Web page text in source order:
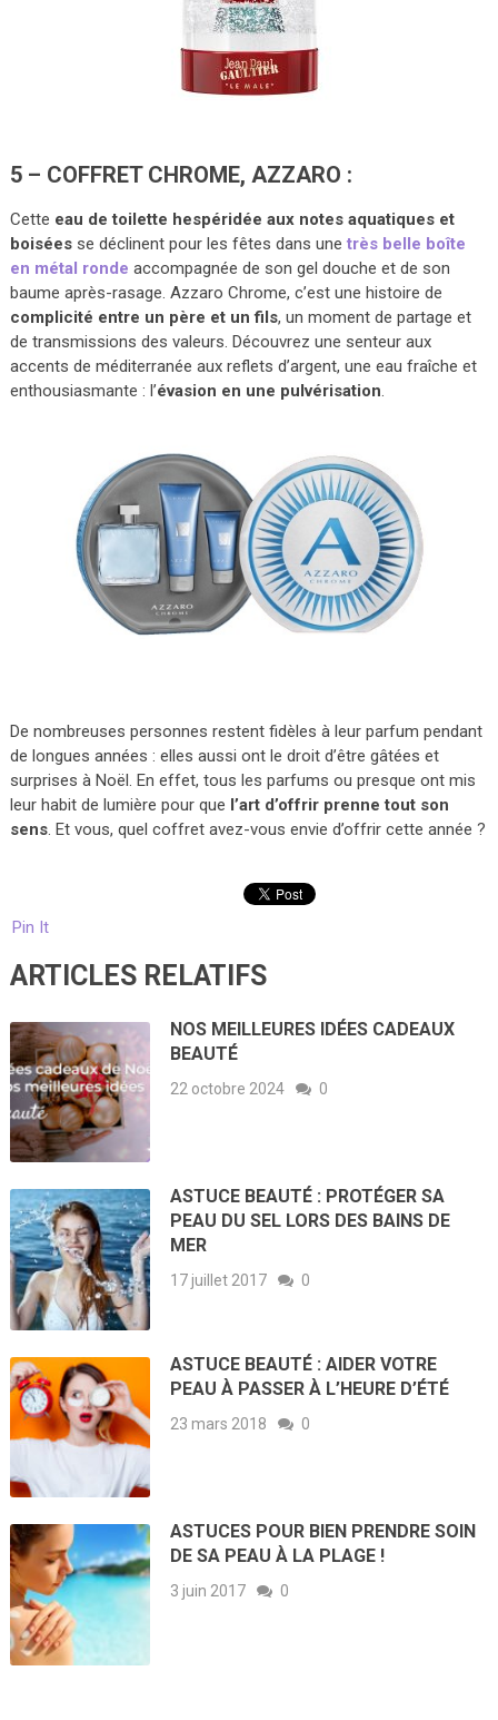
5 – COFFRET CHROME, AZZARO :
Cette eau de toilette hespéridée aux notes aquatiques et
boiséesse déclinent pour les fêtes dans une très belle boîte
en métal ronde accompagnée de son gel douche et de son
baume après-rasage. Azzaro Chrome, c’est une histoire de
complicité entre un père et un fils, un moment de partage et
de transmissions des valeurs. Découvrez une senteur aux
accents de méditerranée aux reflets d’argent, une eau fraîche et
enthousiasmante : l’évasion en une pulvérisation.
De nombreuses personnes restent fidèles à leur parfum pendant
de longues années : elles aussi ont le droit d’être gâtées et
surprises à Noël. En effet, tous les parfums ou presque ont mis
leur habit de lumière pour que l’art d’offrir prenne tout son
sens. Et vous, quel coffret avez-vous envie d’offrir cette année ?
Pin It
ARTICLES RELATIFS
NOS MEILLEURES IDÉES CADEAUX
BEAUTÉ
22 octobre 2024 0
ASTUCE BEAUTÉ : PROTÉGER SA
PEAU DU SEL LORS DES BAINS DE
MER
17 juillet 2017 0
ASTUCE BEAUTÉ : AIDER VOTRE
PEAU À PASSER À L’HEURE D’ÉTÉ
23 mars 2018 0
ASTUCES POUR BIEN PRENDRE SOIN
DE SA PEAU À LA PLAGE !
3 juin 2017 0